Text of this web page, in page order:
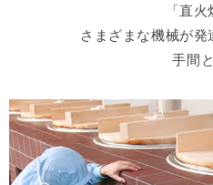
「直
さまざまな機械が
手間